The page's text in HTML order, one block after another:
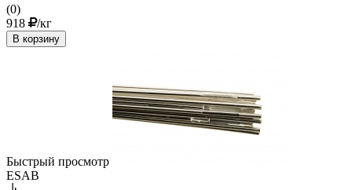
(0)
918
/кг
В корзину
Быстрый просмотр
ESAB